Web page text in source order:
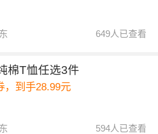
649人已查看
棉T恤任选3件
，到手28.99元
594人已查看